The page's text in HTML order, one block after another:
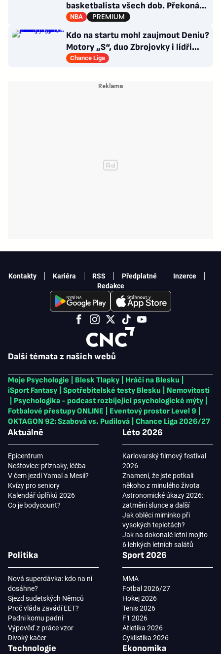
basketbalista všech dob. Překoná
Jordana?
NBA
Kdo na startu mohl zaujmout Deniu?
Motory „S“, duo Zbrojovky i lídři
pohárových zástupců
Chance Liga
Další témata z našich webů
Moje Psychologie Blesk Tlapky Hráči na Blesku
iSport Fantasy
Spotřebitelské testy Blesku
Nemovitosti
Psychologika - podcast rozbíjející psychologické mýty
Fotbalové přestupy ONLINE
Eventový prostor Level 9
OKTAGON 92: Szabová vs. Pudilová
Chance Liga 2026/27
Aktuálně
Epicentrum
Neštovice: příznaky, léčba
V čem jezdí Yamal a Mesii?
Kvízy pro seniory
Kalendář úplňků 2026
Co je bodycount?
Léto 2026
Karlovarský filmový festival
2026
Znamení, že jste potkali
někoho z minulého života
Astronomické úkazy 2026:
zatmění slunce a další
Jak obléci miminko při
vysokých teplotách?
Jak na dokonalé letní mojito
6 lehkých letních salátů
Politika
Nová superdávka: kdo na ní
dosáhne?
Sjezd sudetských Němců
Proč vláda zavádí EET?
Padni komu padni
Výpověď z práce vzor
Divoký kačer
Sport 2026
MMA
Fotbal 2026/27
Hokej 2026
Tenis 2026
F1 2026
Atletika 2026
Cyklistika 2026
Technologie Ekonomika
Kontakty Kariéra RSS Předplatné
Inzerce
Redakce